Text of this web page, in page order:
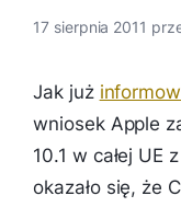
17 sierpnia 2011
Jak już
wniosek Apple
10.1 w całej UE
okazało się, że